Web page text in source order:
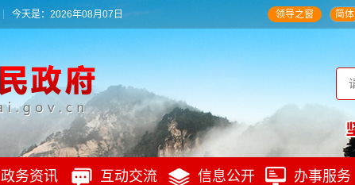
今天是：2026年08月07日 领导之窗 简体
政务资讯 互动交流 信息公开 办事服务